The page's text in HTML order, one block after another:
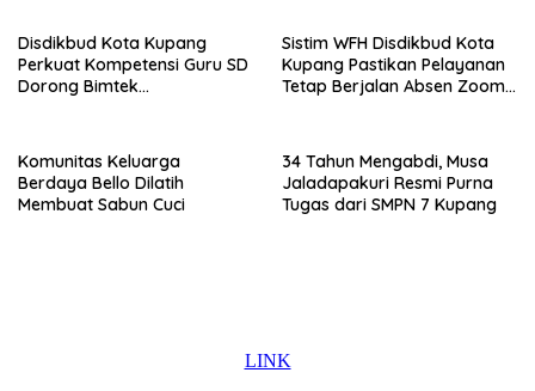
Disdikbud Kota Kupang
Perkuat Kompetensi Guru SD
Dorong Bimtek
Sistim WFH Disdikbud Kota
Kupang Pastikan Pelayanan
Tetap Berjalan Absen Zoom
Komunitas Keluarga
Berdaya Bello Dilatih
Membuat Sabun Cuci
34 Tahun Mengabdi, Musa
Jaladapakuri Resmi Purna
Tugas dari SMPN 7 Kupang